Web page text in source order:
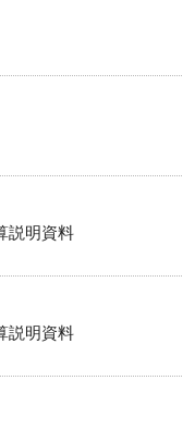
説明資料
説明資料